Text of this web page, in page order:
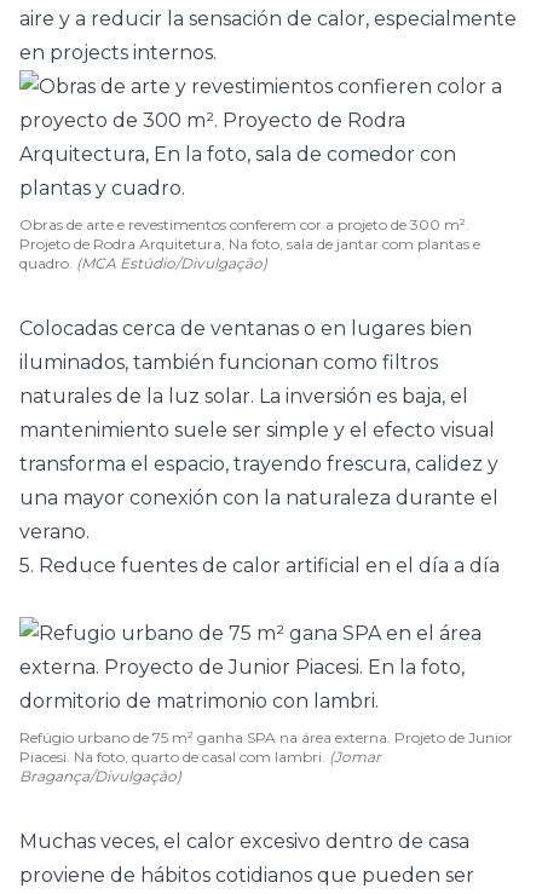
aire y a reducir la sensación de calor, especialmente
en projects internos.
Obras de arte e revestimentos conferem cor a projeto de 300 m².
Projeto de Rodra Arquitetura, Na foto, sala de jantar com plantas e
quadro. (MCA Estúdio/Divulgação)
Colocadas cerca de ventanas o en lugares bien
iluminados, también funcionan como filtros
naturales de la luz solar. La inversión es baja, el
mantenimiento suele ser simple y el efecto visual
transforma el espacio, trayendo frescura, calidez y
una mayor conexión con la naturaleza durante el
verano.
5. Reduce fuentes de calor artificial en el día a día
Refúgio urbano de 75 m² ganha SPA na área externa. Projeto de Junior
Piacesi. Na foto, quarto de casal com lambri. (Jomar
Bragança/Divulgação)
Muchas veces, el calor excesivo dentro de casa
proviene de hábitos cotidianos que pueden ser